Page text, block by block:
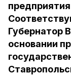
Губернатор
основании